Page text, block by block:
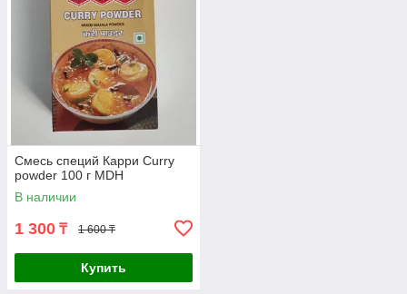
Смесь специй Карри Curry
powder 100 г MDH
В наличии
1 300 ₸ 1 600 ₸
Купить